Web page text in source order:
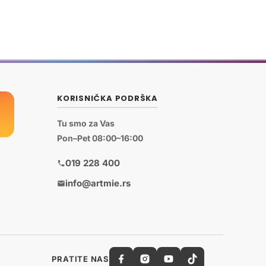
KORISNIČKA PODRŠKA
Tu smo za Vas
Pon–Pet 08:00–16:00
019 228 400
info@artmie.rs
PRATITE NAS